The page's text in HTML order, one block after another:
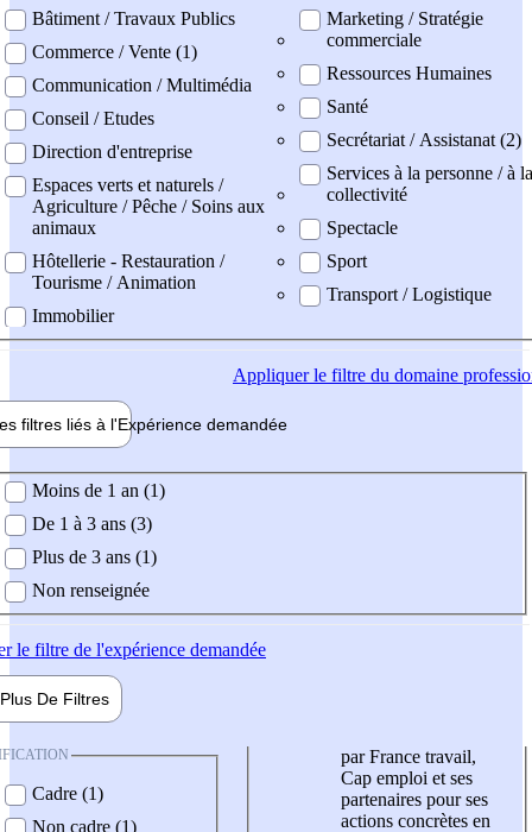
Bâtiment / Travaux Publics
Commerce / Vente (1)
Communication / Multimédia
Conseil / Etudes
Direction d'entreprise
Espaces verts et naturels /
Agriculture / Pêche / Soins aux
animaux
Hôtellerie - Restauration /
Tourisme / Animation
Immobilier
Marketing / Stratégie
commerciale
Ressources Humaines
Santé
Secrétariat / Assistanat (2)
Services à la personne / à la
collectivité
Spectacle
Sport
Transport / Logistique
Appliquerle filtre du domaine
filtres liés à l'Expérience demandée
demandée
Moins de 1 an (1)
De 1 à 3 ans (3)
Plus de 3 ans (1)
Non renseignée
le filtre de l'expérience demandée
Plus De Filtres
Cadre (1)
Non cadre (1)
par France travail,
Cap emploi et ses
partenaires pour ses
actions concrètes en